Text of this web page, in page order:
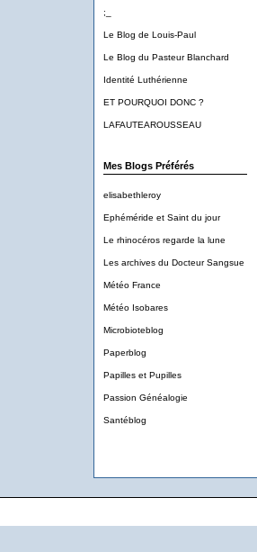
;_
Le Blog de Louis-Paul
Le Blog du Pasteur Blanchard
Identité Luthérienne
ET POURQUOI DONC ?
LAFAUTEAROUSSEAU
Mes Blogs Préférés
elisabethleroy
Ephéméride et Saint du jour
Le rhinocéros regarde la lune
Les archives du Docteur Sangsue
Météo France
Météo Isobares
Microbioteblog
Paperblog
Papilles et Pupilles
Passion Généalogie
Santéblog